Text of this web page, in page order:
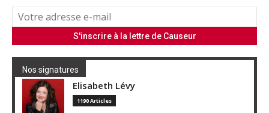
Nos signatures
Elisabeth Lévy
1190 Articles